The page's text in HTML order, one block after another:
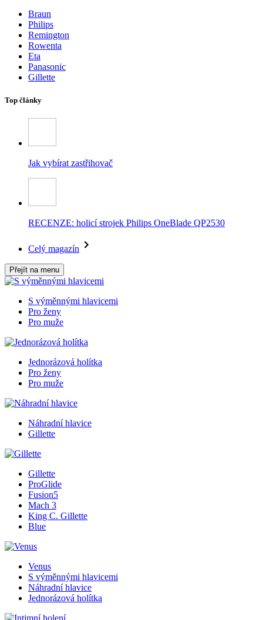
Braun
Philips
Remington
Rowenta
Eta
Panasonic
Gillette
Top články
Jak vybírat zastřihovač
RECENZE: holicí strojek Philips OneBlade QP2530
Celý magazín
Přejít na menu
S výměnnými hlavicemi
Pro ženy
Pro muže
Jednorázová holítka
Pro ženy
Pro muže
Náhradní hlavice
Gillette
Gillette
ProGlide
Fusion5
Mach 3
King C. Gillette
Blue
Venus
S výměnnými hlavicemi
Náhradní hlavice
Jednorázová holítka